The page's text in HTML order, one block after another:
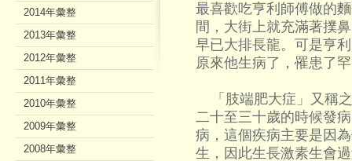
最喜歡吃亨利師傅做的
間，大街上就充滿著撲
早已大排長龍。可是亨
原來他生病了，罹患了
「肢端肥大症」又稱
二十至三十歲的時候發
病，這個疾病主要是因
生，因此生長激素生會
2014年彙整
2013年彙整
2012年彙整
2011年彙整
2010年彙整
2009年彙整
2008年彙整